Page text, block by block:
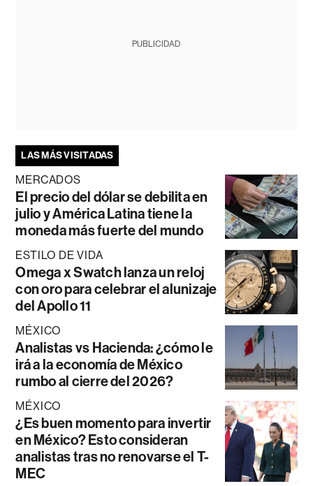
PUBLICIDAD
LAS MÁS VISITADAS
MERCADOS
El precio del dólar se debilita en
julio y América Latina tiene la
moneda más fuerte del mundo
ESTILO DE VIDA
Omega x Swatch lanza un reloj
con oro para celebrar el alunizaje
del Apollo 11
MÉXICO
Analistas vs Hacienda: ¿cómo le
irá a la economía de México
rumbo al cierre del 2026?
MÉXICO
¿Es buen momento para invertir
en México? Esto consideran
analistas tras no renovarse el T-
MEC